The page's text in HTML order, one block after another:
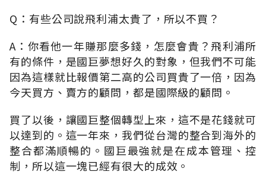
Q：有些公司說飛利浦太貴了，所以不買？
A：你看他一年賺那麼多錢，怎麼會貴？飛利浦所
有的條件，是國巨夢想好久的對象，但我們不可能
因為這樣就比報價第二高的公司買貴了一倍，因為
今天買方、賣方的顧問，都是國際級的顧問。
買了以後，讓國巨整個轉型上來，這不是花錢就可
以達到的。這一年來，我們從台灣的整合到海外的
整合都滿順暢的。國巨最強就是在成本管理、控
制，所以這一塊已經有很大的成效。